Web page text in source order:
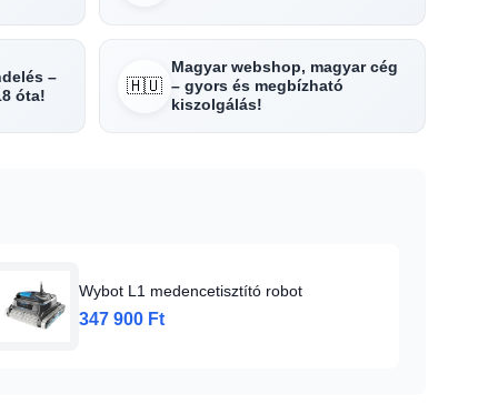
–
óta!
🇭🇺
Magyar webshop, magyar cég
– gyors és megbízható
kiszolgálás!
Wybot L1 medencetisztító robot
347 900 Ft